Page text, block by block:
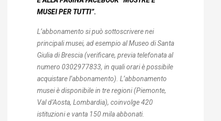
MUSEI PER TUTTI”.
L’abbonamento si può sottoscrivere nei
principali musei, ad esempio al Museo di Santa
Giulia di Brescia (verificare, previa telefonata al
numero 0302977833, in quali orari è possibile
acquistare l’abbonamento). L’abbonamento
musei è disponibile in tre regioni (Piemonte,
Val d’Aosta, Lombardia), coinvolge 420
istituzioni e vanta 150 mila abbonati.